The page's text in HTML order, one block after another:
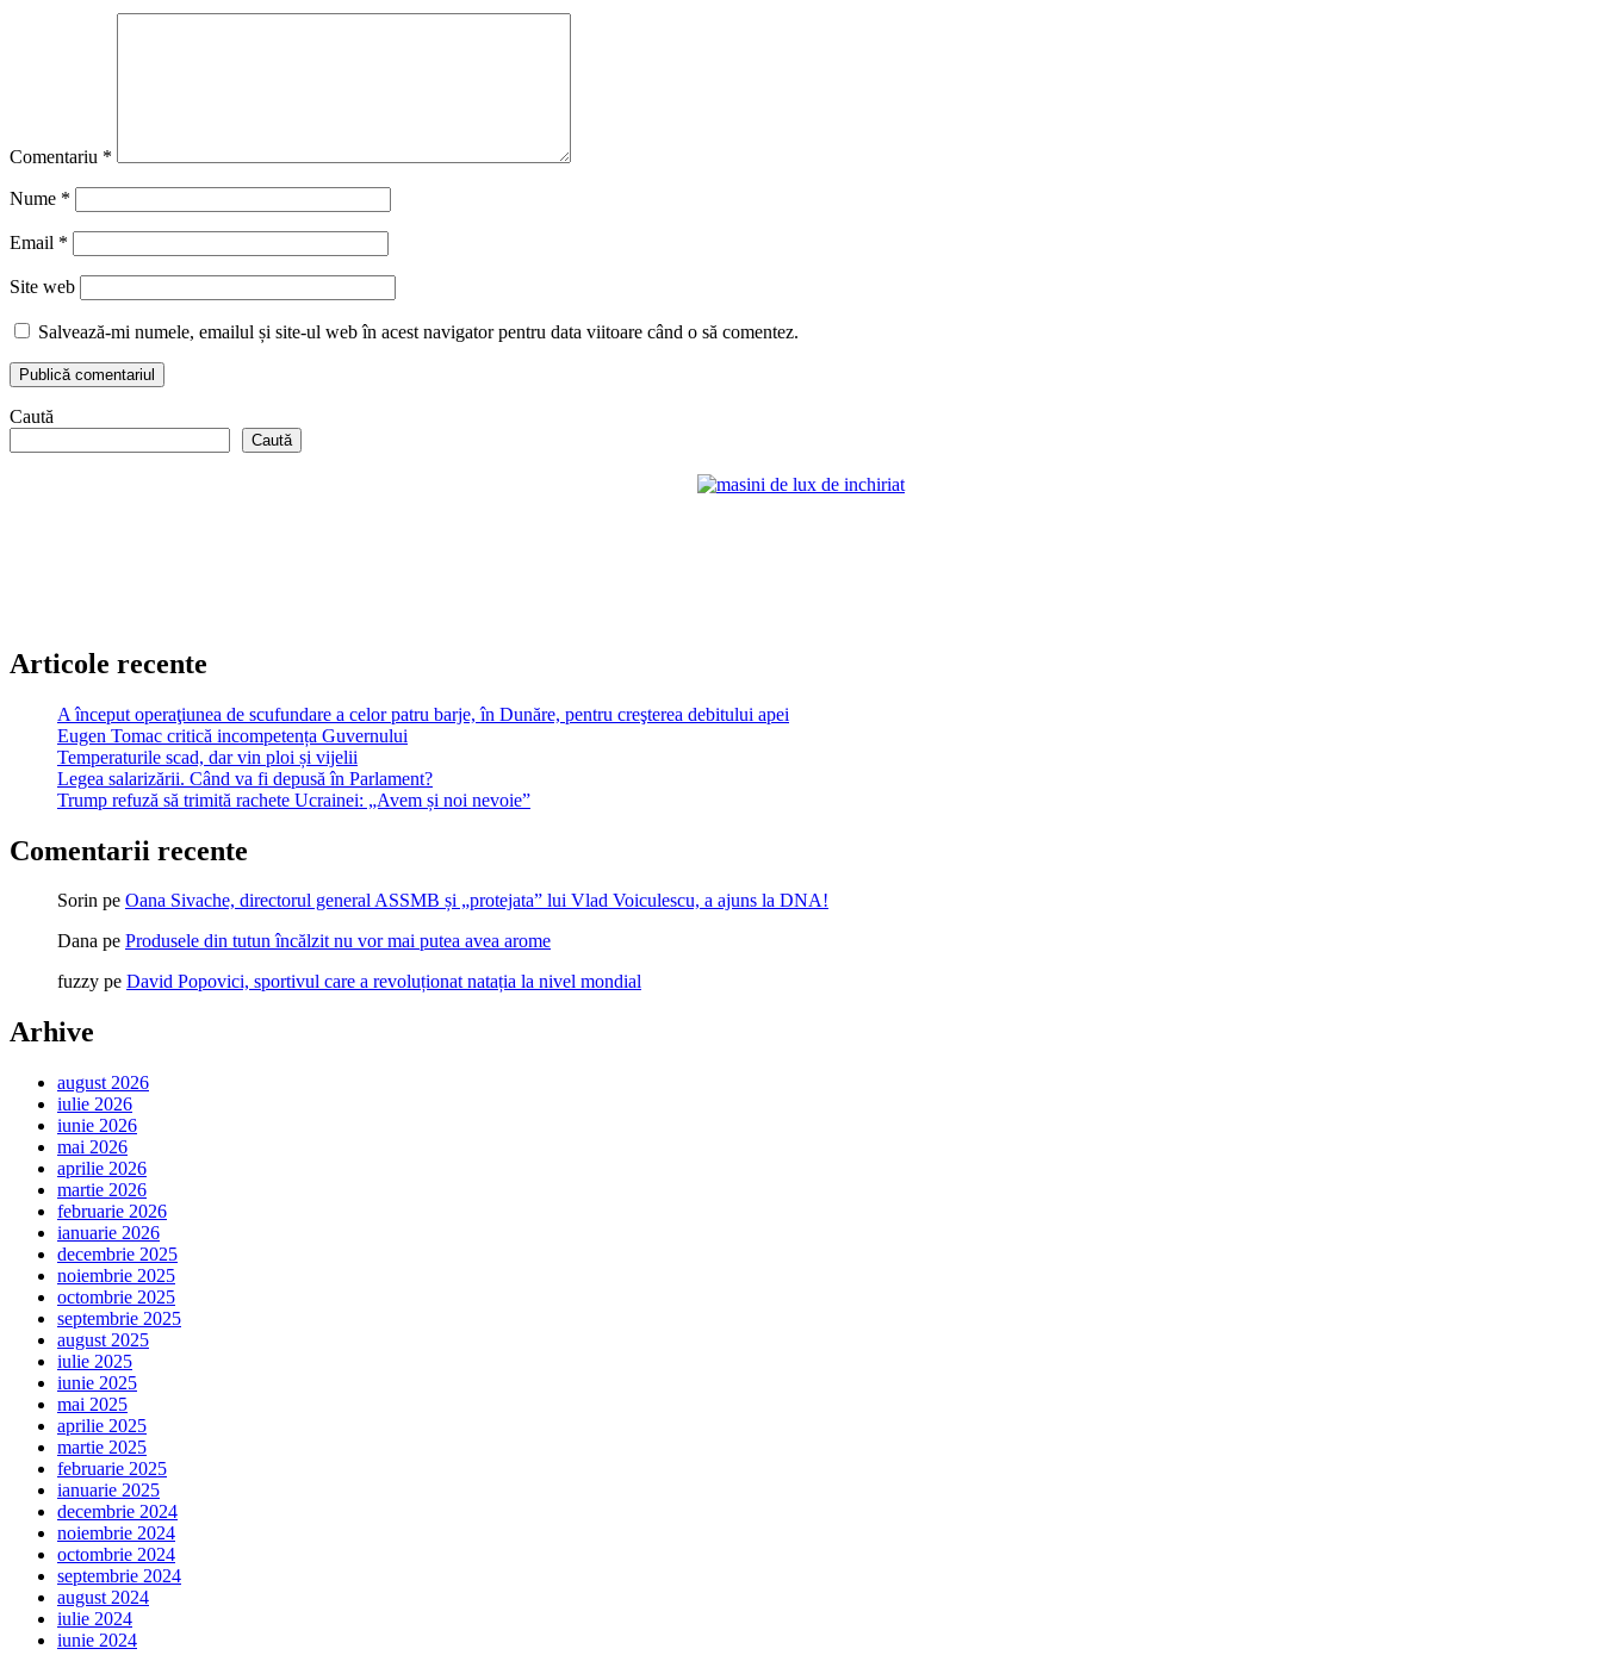
Comentariu *
Nume *
Email *
Site web
Salvează-mi numele, emailul și site-ul web în acest navigator pentru data viitoare când o să comentez.
Caută
Caută
Articole recente
A început operaţiunea de scufundare a celor patru barje, în Dunăre, pentru creşterea debitului apei
Eugen Tomac critică incompetența Guvernului
Temperaturile scad, dar vin ploi și vijelii
Legea salarizării. Când va fi depusă în Parlament?
Trump refuză să trimită rachete Ucrainei: „Avem și noi nevoie”
Comentarii recente
Sorin pe Oana Sivache, directorul general ASSMB și „protejata” lui Vlad Voiculescu, a ajuns la DNA!
Dana pe Produsele din tutun încălzit nu vor mai putea avea arome
fuzzy pe David Popovici, sportivul care a revoluționat natația la nivel mondial
Arhive
august 2026
iulie 2026
iunie 2026
mai 2026
aprilie 2026
martie 2026
februarie 2026
ianuarie 2026
decembrie 2025
noiembrie 2025
octombrie 2025
septembrie 2025
august 2025
iulie 2025
iunie 2025
mai 2025
aprilie 2025
martie 2025
februarie 2025
ianuarie 2025
decembrie 2024
noiembrie 2024
octombrie 2024
septembrie 2024
august 2024
iulie 2024
iunie 2024